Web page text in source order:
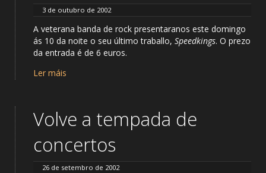
3 de outubro de 2002
A veterana banda de rock presentaranos este domingo
ás 10 da noite o seu último traballo, Speedkings. O prezo
da entrada é de 6 euros.
Ler máis
Volve a tempada de
concertos
26 de setembro de 2002